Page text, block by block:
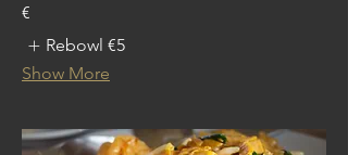
€
Rebowl €5
Show More